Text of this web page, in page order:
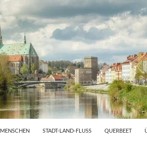
MENSCHEN STADT-LAND-FLUSS QUERBEET